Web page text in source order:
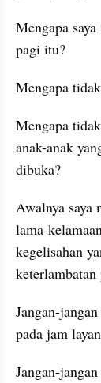
Mengapa
pagi itu?
Mengapa
Mengapa
anak-anak
dibuka?
Awalnya saya
lama-
kegelisahan
keterlambatan
Jangan-
pada jam
Jangan-